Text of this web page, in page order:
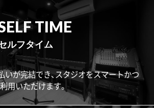
TIME
ルフタイム
いが完結でき、スタジオをスマートかつ
用いただけます。